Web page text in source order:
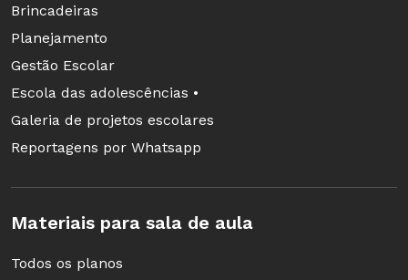
Brincadeiras
Planejamento
Gestão Escolar
Escola das adolescências •
Galeria de projetos escolares
Reportagens por Whatsapp
Materiais para sala de aula
Todos os planos